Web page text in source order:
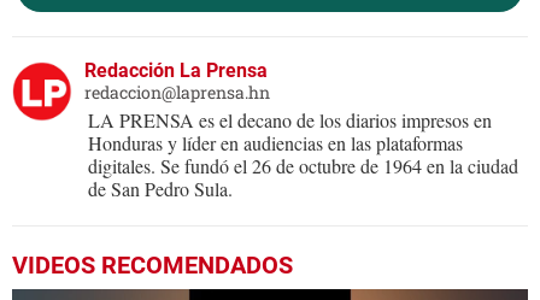
Redacción La Prensa
redaccion@laprensa.hn
LA PRENSA es el decano de los diarios impresos en
Honduras y líder en audiencias en las plataformas
digitales. Se fundó el 26 de octubre de 1964 en la ciudad
de San Pedro Sula.
VIDEOS RECOMENDADOS